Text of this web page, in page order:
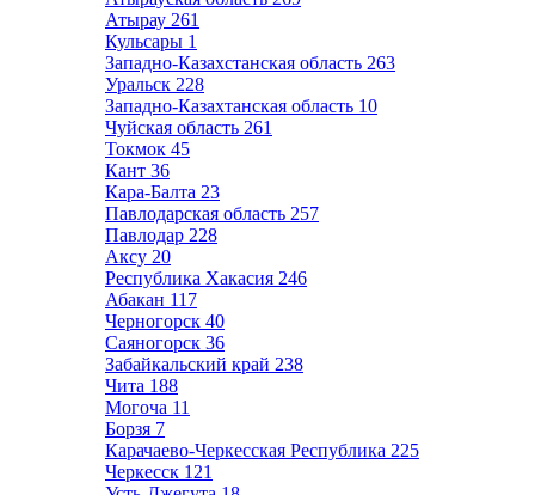
Атырау 261
Кульсары 1
Западно-Казахстанская область 263
Уральск 228
Западно-Казахтанская область 10
Чуйская область 261
Токмок 45
Кант 36
Кара-Балта 23
Павлодарская область 257
Павлодар 228
Аксу 20
Республика Хакасия 246
Абакан 117
Черногорск 40
Саяногорск 36
Забайкальский край 238
Чита 188
Могоча 11
Борзя 7
Карачаево-Черкесская Республика 225
Черкесск 121